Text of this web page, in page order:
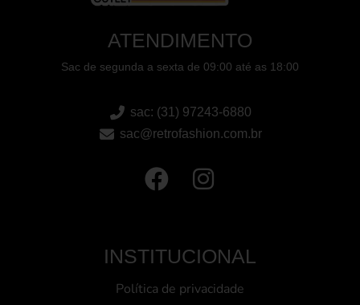
ATENDIMENTO
Sac de segunda a sexta de 09:00 até as 18:00
sac: (31) 97243-6880
sac@retrofashion.com.br
INSTITUCIONAL
Política de privacidade